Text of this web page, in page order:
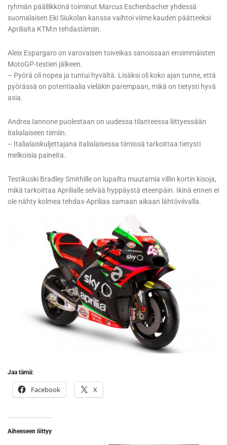
ryhmän päällikkönä toiminut Marcus Eschenbacher yhdessä
suomalaisen Eki Siukolan kanssa vaihtoi viime kauden päätteeksi
Aprilialta KTM:n tehdastiimiin.
Aleix Espargaro on varovaisen toiveikas sanoissaan ensimmäisten
MotoGP-testien jälkeen.
– Pyörä oli nopea ja tuntui hyvältä. Lisäksi oli koko ajan tunne, että
pyörässä on potentiaalia vieläkin parempaan, mikä on tietysti hyvä
asia.
Andrea Iannone puolestaan on uudessa tilanteessa liittyessään
italialaiseen tiimiin.
– Italialaiskuljettajana italialaisessa tiimissä tarkoittaa tietysti
melkoisia paineita.
Testikuski Bradley Smithille on lupailtu muutamia villin kortin kisoja,
mikä tarkoittaa Aprilialle selvää hyppäystä eteenpäin. Ikinä ennen ei
ole nähty kolmea tehdas-Apriliaa samaan aikaan lähtöviivalla.
Jaa tämä:
Facebook X
Aiheeseen liittyy